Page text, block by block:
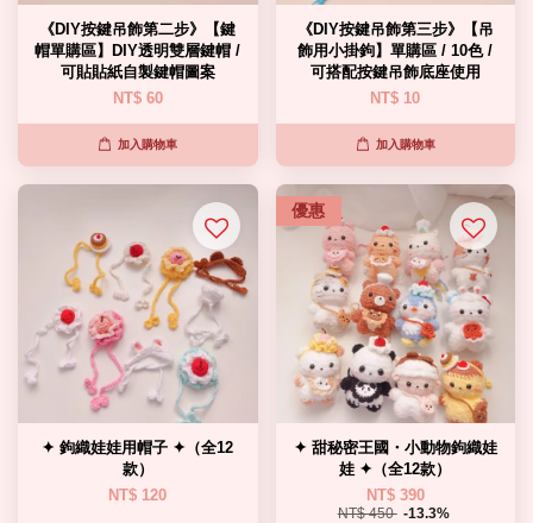
《DIY按鍵吊飾第二步》【鍵
帽單購區】DIY透明雙層鍵帽 /
可貼貼紙自製鍵帽圖案
NT$ 60
加入購物車
《DIY按鍵吊飾第三步》【吊
飾用小掛鉤】單購區 / 10色 /
可搭配按鍵吊飾底座使用
NT$ 10
加入購物車
✦ 鉤織娃娃用帽子 ✦（全12
款）
NT$ 120
優惠
✦ 甜秘密王國・小動物鉤織娃
娃 ✦（全12款）
NT$ 390
NT$ 450 -13.3%